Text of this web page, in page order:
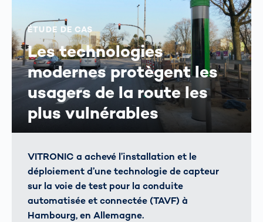
ÉTUDE DE CAS
Les technologies
modernes protègent les
usagers de la route les
plus vulnérables
VITRONIC a achevé l’installation et le
déploiement d’une technologie de capteur
sur la voie de test pour la conduite
automatisée et connectée (TAVF) à
Hambourg, en Allemagne.